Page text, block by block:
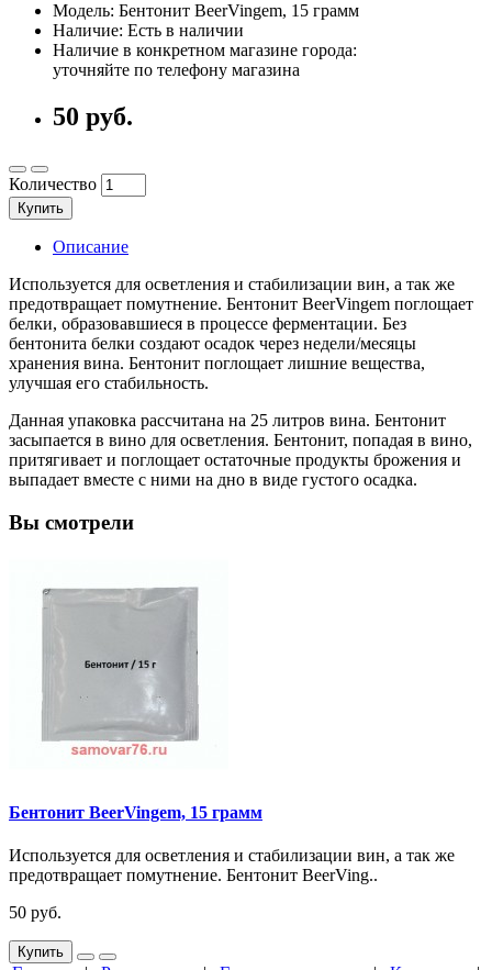
Модель: Бентонит BeerVingem, 15 грамм
Наличие: Есть в наличии
Наличие в конкретном магазине города:
уточняйте по телефону магазина
50 руб.
Количество
Купить
Описание
Используется для осветления и стабилизации вин, а так же
предотвращает помутнение. Бентонит BeerVingem поглощает
белки, образовавшиеся в процессе ферментации. Без
бентонита белки создают осадок через недели/месяцы
хранения вина. Бентонит поглощает лишние вещества,
улучшая его стабильность.
Данная упаковка рассчитана на 25 литров вина. Бентонит
засыпается в вино для осветления. Бентонит, попадая в вино,
притягивает и поглощает остаточные продукты брожения и
выпадает вместе с ними на дно в виде густого осадка.
Вы смотрели
Бентонит BeerVingem, 15 грамм
Используется для осветления и стабилизации вин, а так же
предотвращает помутнение. Бентонит BeerVing..
50 руб.
Купить